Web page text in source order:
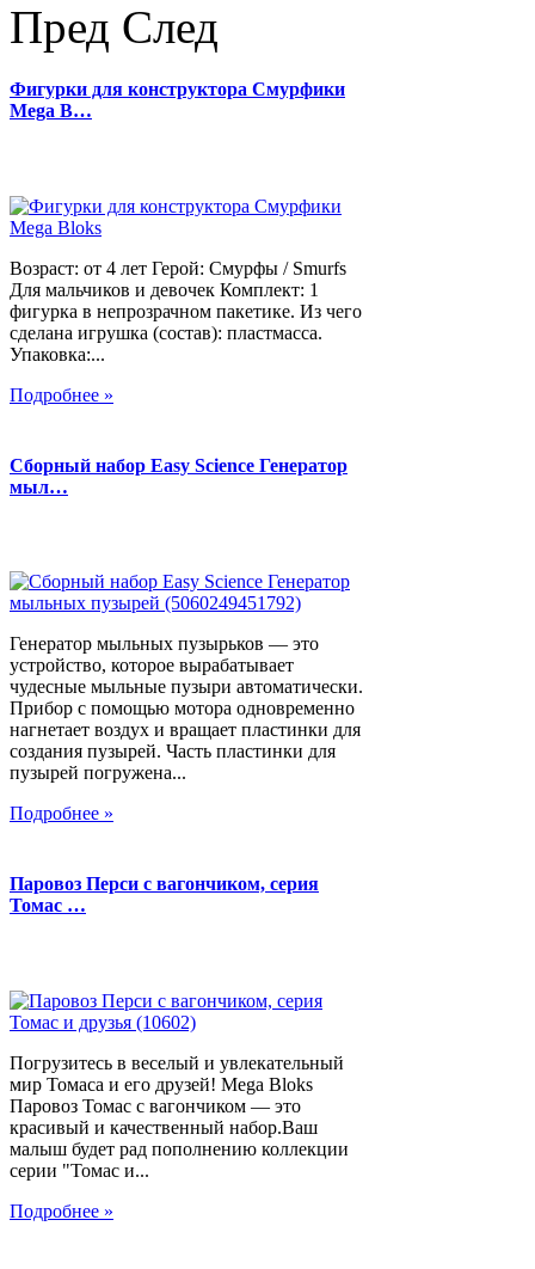
Пред След
Фигурки для конструктора Смурфики
Mega B…
Возраст: от 4 лет Герой: Смурфы / Smurfs
Для мальчиков и девочек Комплект: 1
фигурка в непрозрачном пакетике. Из чего
сделана игрушка (состав): пластмасса.
Упаковка:...
Подробнее »
Сборный набор Easy Science Генератор
мыл…
Генератор мыльных пузырьков — это
устройство, которое вырабатывает
чудесные мыльные пузыри автоматически.
Прибор с помощью мотора одновременно
нагнетает воздух и вращает пластинки для
создания пузырей. Часть пластинки для
пузырей погружена...
Подробнее »
Паровоз Перси с вагончиком, серия
Томас …
Погрузитесь в веселый и увлекательный
мир Томаса и его друзей! Mega Bloks
Паровоз Томас с вагончиком — это
красивый и качественный набор.Ваш
малыш будет рад пополнению коллекции
серии "Томас и...
Подробнее »